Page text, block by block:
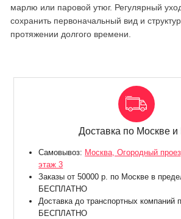
марлю или паровой утюг. Регулярный
сохранить первоначальный вид и
протяжении долгого времени.
Доставка по Москве
Самовывоз: Москва, Огородный
этаж 3
Заказы от 50000 р. по Москве в
БЕСПЛАТНО
Доставка до транспортных компаний
БЕСПЛАТНО